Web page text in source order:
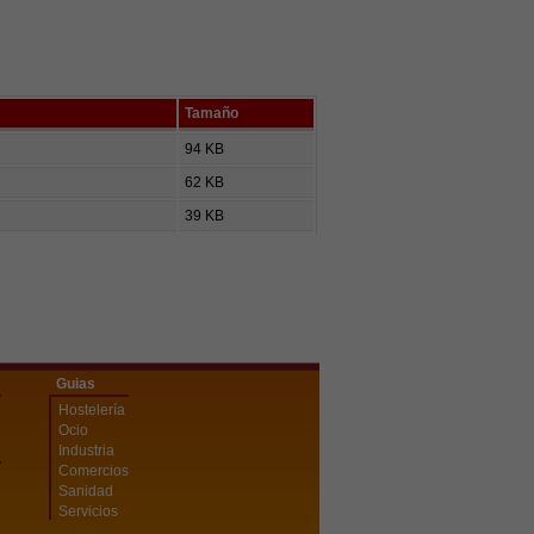
Tamaño
94 KB
62 KB
39 KB
Guias
Hostelería
Ocio
Industria
Comercios
Sanidad
Servicios